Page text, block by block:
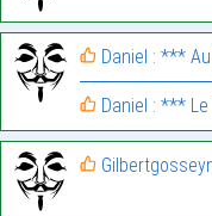
Daniel : ***
Daniel : ***
Gilbertgosseyn